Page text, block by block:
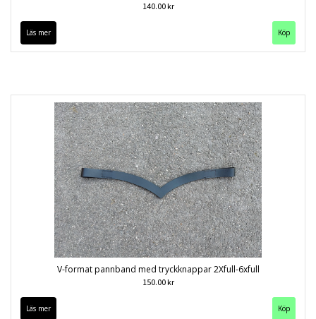
140.00 kr
Läs mer Köp
V-format pannband med tryckknappar 2Xfull-6xfull
150.00 kr
Läs mer Köp